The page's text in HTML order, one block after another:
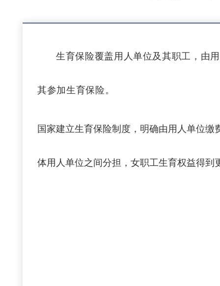
生育保险覆盖用人单位及其职工，由
其参加生育保险。
国家建立生育保险制度，明确由用人单位
体用人单位之间分担，女职工生育权益得